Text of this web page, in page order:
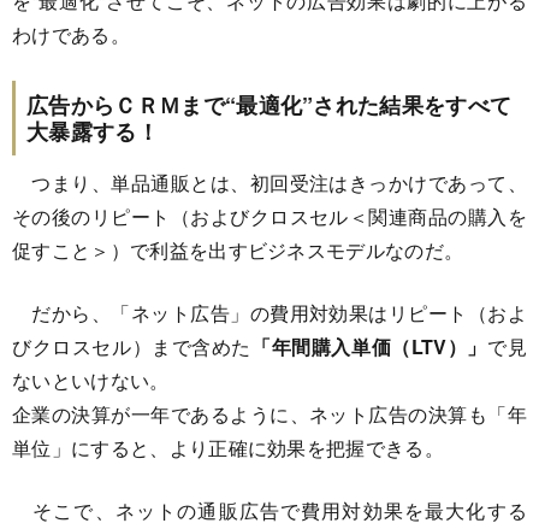
わけである。
広告からＣＲＭまで“最適化”された結果をすべて
大暴露する！
つまり、単品通販とは、初回受注はきっかけであって、
その後のリピート（およびクロスセル＜関連商品の購入を
促すこと＞）で利益を出すビジネスモデルなのだ。
だから、「ネット広告」の費用対効果はリピート（およ
びクロスセル）まで含めた 「年間購入単価（LTV）」 で見
ないといけない。
企業の決算が一年であるように、ネット広告の決算も「年
単位」にすると、より正確に効果を把握できる。
そこで、ネットの通販広告で費用対効果を最大化する